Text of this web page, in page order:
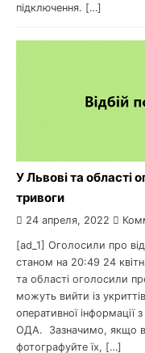
підключення. […]
У Львові та області
тривоги
24 апреля, 2022
[ad_1] Оголосили про
станом на 20:49 24
та області оголосили
можуть вийти із
оперативної інформації
ОДА. Зазначимо, якщо ви
фотографуйте їх, […]